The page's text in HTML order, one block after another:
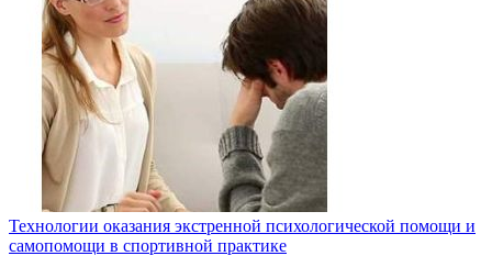
Технологии оказания экстренной психологической помощи и
самопомощи в спортивной практике